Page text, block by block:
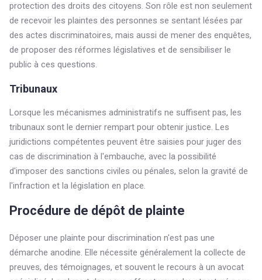
protection des droits des citoyens. Son rôle est non seulement
de recevoir les plaintes des personnes se sentant lésées par
des actes discriminatoires, mais aussi de mener des enquêtes,
de proposer des réformes législatives et de sensibiliser le
public à ces questions.
Tribunaux
Lorsque les mécanismes administratifs ne suffisent pas, les
tribunaux sont le dernier rempart pour obtenir justice. Les
juridictions compétentes peuvent être saisies pour juger des
cas de discrimination à l'embauche, avec la possibilité
d'imposer des sanctions civiles ou pénales, selon la gravité de
l'infraction et la législation en place.
Procédure de dépôt de plainte
Déposer une plainte pour discrimination n'est pas une
démarche anodine. Elle nécessite généralement la collecte de
preuves, des témoignages, et souvent le recours à un avocat